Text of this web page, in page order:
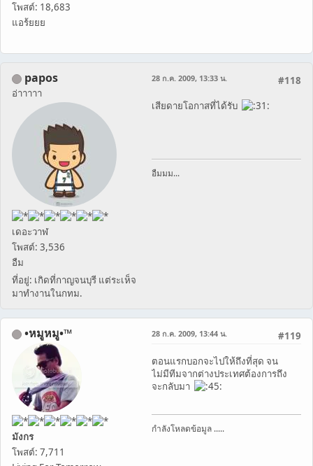
โพสต์: 18,683
แอร้ยยย
papos
อ่าาาาา
เดอะวาฬ
โพสต์: 3,536
อืม
ที่อยู่: เกิดที่กาญจนบุรี แต่ระเห็จ
มาทำงานในกทม.
#118
28 ก.ค. 2009, 13:33 น.
เสียดายโอกาสที่ได้รับ
อืมมม...
•หมูหมู•™
มังกร
โพสต์: 7,711
#119
28 ก.ค. 2009, 13:44 น.
ตอนแรกบอกจะไปให้ถึงที่สุด จน
ไม่มีทีมจากต่างประเทศต้องการถึง
จะกลับมา
กำลังโหลดข้อมูล .....